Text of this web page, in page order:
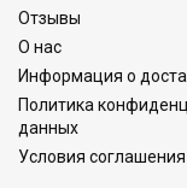
Отзывы
О нас
Информация о
Политика
данных
Условия